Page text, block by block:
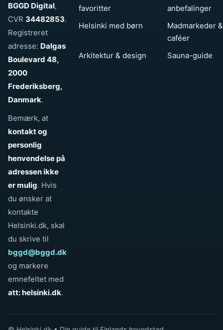
BGGD Digital,
CVR 34482853.
Registreret
adresse: Dalgas
Boulevard 48,
2000
Frederiksberg,
Danmark.
Bemærk, at
kontakt og
personlig
henvendelse på
adressen ikke
er mulig. Hvis
du ønsker at
kontakte
Helsinki.dk, skal
du skrive til
bggd@bggd.dk
og markere
emnefeltet med
att: helsinki.dk.
favoritter
anbefalinger
Helsinki med børn
Madmarkeder &
caféer
Arkitektur & design
Sauna-guide